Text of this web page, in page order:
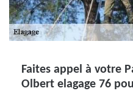
Faites appel à votre
Olbert elagage 76